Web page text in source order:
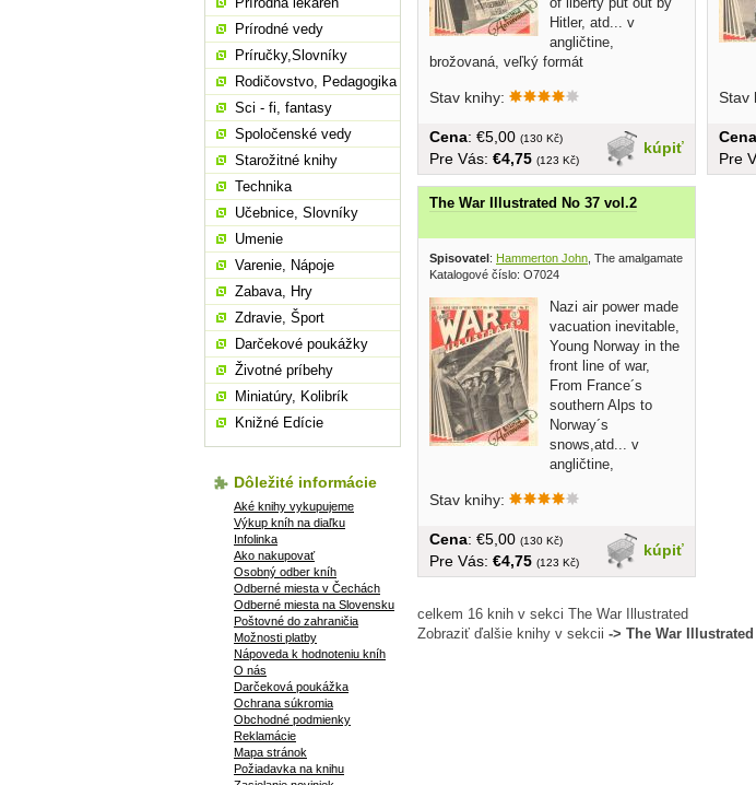
Hitler, atd... v
angličtine,
brožovaná, veľký formát
Stav knihy:
kúpiť
Cena: €5,00 (130 Kč)
Pre Vás: €4,75 (123 Kč)
Stav
Cena
Pre
The War Illustrated No 37 vol.2
Spisovatel : Hammerton John, The amalgamated press 1940
Katalogové číslo: O7024
Nazi air power made
vacuation inevitable,
Young Norway in the
front line of war,
From France´s
southern Alps to
Norway´s
snows,atd... v
angličtine,
Stav knihy:
kúpiť
Cena: €5,00 (130 Kč)
Pre Vás: €4,75 (123 Kč)
celkem 16 knih v sekci The War Illustrated
Zobraziť ďalšie knihy v sekcii -> The War Illustrated
Prírodné vedy
Príručky,Slovníky
Rodičovstvo, Pedagogika
Sci - fi, fantasy
Spoločenské vedy
Starožitné knihy
Technika
Učebnice, Slovníky
Umenie
Varenie, Nápoje
Zabava, Hry
Zdravie, Šport
Darčekové poukážky
Životné príbehy
Miniatúry, Kolibrík
Knižné Edície
Dôležité informácie
Aké knihy vykupujeme
Výkup kníh na diaľku
Infolinka
Ako nakupovať
Osobný odber kníh
Odberné miesta v Čechách
Odberné miesta na Slovensku
Poštovné do zahraničia
Možnosti platby
Nápoveda k hodnoteniu kníh
O nás
Darčeková poukážka
Ochrana súkromia
Obchodné podmienky
Reklamácie
Mapa stránok
Požiadavka na knihu